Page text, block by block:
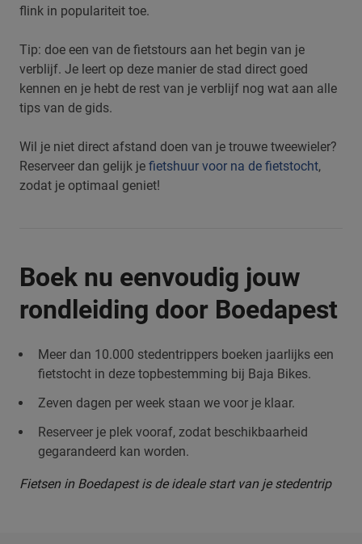
flink in populariteit toe.
Tip: doe een van de fietstours aan het begin van je
verblijf. Je leert op deze manier de stad direct goed
kennen en je hebt de rest van je verblijf nog wat aan alle
tips van de gids.
Wil je niet direct afstand doen van je trouwe tweewieler?
Reserveer dan gelijk je fietshuur voor na de fietstocht,
zodat je optimaal geniet!
Boek nu eenvoudig jouw
rondleiding door Boedapest
Meer dan 10.000 stedentrippers boeken jaarlijks een
fietstocht in deze topbestemming bij Baja Bikes.
Zeven dagen per week staan we voor je klaar.
Reserveer je plek vooraf, zodat beschikbaarheid
gegarandeerd kan worden.
Fietsen in Boedapest is de ideale start van je stedentrip